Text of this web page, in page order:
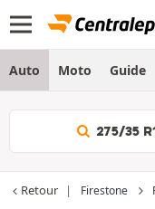
Auto Moto Guide
275/35
Retour Firestone